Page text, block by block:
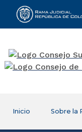
Rama
Inicio Sobre la